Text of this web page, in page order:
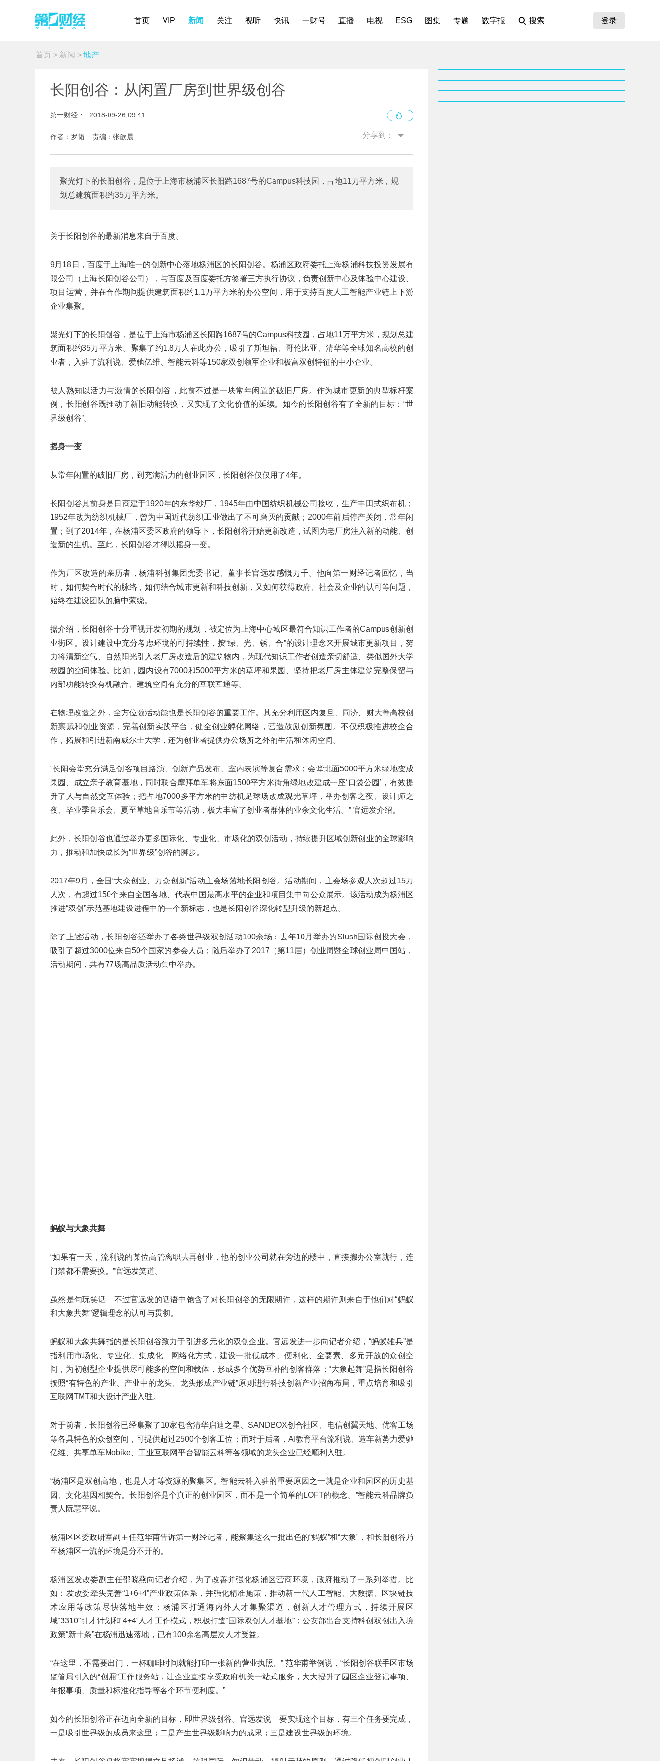
首页 VIP 新闻 关注 视听 快讯 一财号 直播 电视 ESG 图集 专题 数字报 搜索 登录
首页 > 新闻 > 地产
长阳创谷：从闲置厂房到世界级创谷
第一财经 2018-09-26 09:41
作者：罗韬 责编：张歆晨 分享到：
聚光灯下的长阳创谷，是位于上海市杨浦区长阳路1687号的Campus科技园，占地11万平方米，规
划总建筑面积约35万平方米。
关于长阳创谷的最新消息来自于百度。
9月18日，百度于上海唯一的创新中心落地杨浦区的长阳创谷。杨浦区政府委托上海杨浦科技投资发展有
限公司（上海长阳创谷公司），与百度及百度委托方签署三方执行协议，负责创新中心及体验中心建设、
项目运营，并在合作期间提供建筑面积约1.1万平方米的办公空间，用于支持百度人工智能产业链上下游
企业集聚。
聚光灯下的长阳创谷，是位于上海市杨浦区长阳路1687号的Campus科技园，占地11万平方米，规划总建
筑面积约35万平方米。聚集了约1.8万人在此办公，吸引了斯坦福、哥伦比亚、清华等全球知名高校的创
业者，入驻了流利说、爱驰亿维、智能云科等150家双创领军企业和极富双创特征的中小企业。
被人熟知以活力与激情的长阳创谷，此前不过是一块常年闲置的破旧厂房。作为城市更新的典型标杆案
例，长阳创谷既推动了新旧动能转换，又实现了文化价值的延续。如今的长阳创谷有了全新的目标：“世
界级创谷”。
摇身一变
从常年闲置的破旧厂房，到充满活力的创业园区，长阳创谷仅仅用了4年。
长阳创谷其前身是日商建于1920年的东华纱厂，1945年由中国纺织机械公司接收，生产丰田式织布机；
1952年改为纺织机械厂，曾为中国近代纺织工业做出了不可磨灭的贡献；2000年前后停产关闭，常年闲
置；到了2014年，在杨浦区委区政府的领导下，长阳创谷开始更新改造，试图为老厂房注入新的动能、创
造新的生机。至此，长阳创谷才得以摇身一变。
作为厂区改造的亲历者，杨浦科创集团党委书记、董事长官远发感慨万千。他向第一财经记者回忆，当
时，如何契合时代的脉络，如何结合城市更新和科技创新，又如何获得政府、社会及企业的认可等问题，
始终在建设团队的脑中萦绕。
据介绍，长阳创谷十分重视开发初期的规划，被定位为上海中心城区最符合知识工作者的Campus创新创
业街区。设计建设中充分考虑环境的可持续性，按“绿、光、锈、合”的设计理念来开展城市更新项目，努
力将清新空气、自然阳光引入老厂房改造后的建筑物内，为现代知识工作者创造亲切舒适、类似国外大学
校园的空间体验。比如，园内设有7000和5000平方米的草坪和果园、坚持把老厂房主体建筑完整保留与
内部功能转换有机融合、建筑空间有充分的互联互通等。
在物理改造之外，全方位激活动能也是长阳创谷的重要工作。其充分利用区内复旦、同济、财大等高校创
新禀赋和创业资源，完善创新实践平台，健全创业孵化网络，营造鼓励创新氛围。不仅积极推进校企合
作，拓展和引进新南威尔士大学，还为创业者提供办公场所之外的生活和休闲空间。
“长阳会堂充分满足创客项目路演、创新产品发布、室内表演等复合需求；会堂北面5000平方米绿地变成
果园、成立亲子教育基地，同时联合摩拜单车将东面1500平方米街角绿地改建成一座‘口袋公园’，有效提
升了人与自然交互体验；把占地7000多平方米的中纺机足球场改成观光草坪，举办创客之夜、设计师之
夜、毕业季音乐会、夏至草地音乐节等活动，极大丰富了创业者群体的业余文化生活。” 官远发介绍。
此外，长阳创谷也通过举办更多国际化、专业化、市场化的双创活动，持续提升区域创新创业的全球影响
力，推动和加快成长为“世界级”创谷的脚步。
2017年9月，全国“大众创业、万众创新”活动主会场落地长阳创谷。活动期间，主会场参观人次超过15万
人次，有超过150个来自全国各地、代表中国最高水平的企业和项目集中向公众展示。该活动成为杨浦区
推进“双创”示范基地建设进程中的一个新标志，也是长阳创谷深化转型升级的新起点。
除了上述活动，长阳创谷还举办了各类世界级双创活动100余场：去年10月举办的Slush国际创投大会，
吸引了超过3000位来自50个国家的参会人员；随后举办了2017（第11届）创业周暨全球创业周中国站，
活动期间，共有77场高品质活动集中举办。
蚂蚁与大象共舞
“如果有一天，流利说的某位高管离职去再创业，他的创业公司就在旁边的楼中，直接搬办公室就行，连
门禁都不需要换。”官远发笑道。
虽然是句玩笑话，不过官远发的话语中饱含了对长阳创谷的无限期许，这样的期许则来自于他们对“蚂蚁
和大象共舞”逻辑理念的认可与贯彻。
蚂蚁和大象共舞指的是长阳创谷致力于引进多元化的双创企业。官远发进一步向记者介绍，“蚂蚁雄兵”是
指利用市场化、专业化、集成化、网络化方式，建设一批低成本、便利化、全要素、多元开放的众创空
间，为初创型企业提供尽可能多的空间和载体，形成多个优势互补的创客群落；“大象起舞”是指长阳创谷
按照“有特色的产业、产业中的龙头、龙头形成产业链”原则进行科技创新产业招商布局，重点培育和吸引
互联网TMT和大设计产业入驻。
对于前者，长阳创谷已经集聚了10家包含清华启迪之星、SANDBOX创合社区、电信创翼天地、优客工场
等各具特色的众创空间，可提供超过2500个创客工位；而对于后者，AI教育平台流利说、造车新势力爱驰
亿维、共享单车Mobike、工业互联网平台智能云科等各领域的龙头企业已经顺利入驻。
“杨浦区是双创高地，也是人才等资源的聚集区。智能云科入驻的重要原因之一就是企业和园区的历史基
因、文化基因相契合。长阳创谷是个真正的创业园区，而不是一个简单的LOFT的概念。”智能云科品牌负
责人阮慧平说。
杨浦区区委政研室副主任范华甫告诉第一财经记者，能聚集这么一批出色的“蚂蚁”和“大象”，和长阳创谷乃
至杨浦区一流的环境是分不开的。
杨浦区发改委副主任邵晓燕向记者介绍，为了改善并强化杨浦区营商环境，政府推动了一系列举措。比
如：发改委牵头完善“1+6+4”产业政策体系，并强化精准施策，推动新一代人工智能、大数据、区块链技
术应用等政策尽快落地生效；杨浦区打通海内外人才集聚渠道，创新人才管理方式，持续开展区
域“3310”引才计划和“4+4”人才工作模式，积极打造“国际双创人才基地”；公安部出台支持科创双创出入境
政策“新十条”在杨浦迅速落地，已有100余名高层次人才受益。
“在这里，不需要出门，一杯咖啡时间就能打印一张新的营业执照。” 范华甫举例说，“长阳创谷联手区市场
监管局引入的“创厢”工作服务站，让企业直接享受政府机关一站式服务，大大提升了园区企业登记事项、
年报事项、质量和标准化指导等各个环节便利度。”
如今的长阳创谷正在迈向全新的目标，即世界级创谷。官远发说，要实现这个目标，有三个任务要完成，
一是吸引世界级的成员来这里；二是产生世界级影响力的成果；三是建设世界级的环境。